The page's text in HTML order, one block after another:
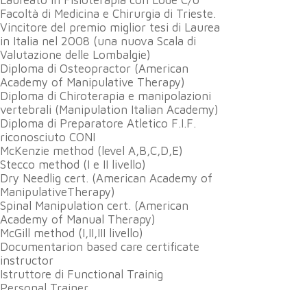
Facoltà di Medicina e Chirurgia di Trieste.
Vincitore del premio miglior tesi di Laurea
in Italia nel 2008 (una nuova Scala di
Valutazione delle Lombalgie)
Diploma di Osteopractor (American
Academy of Manipulative Therapy)
Diploma di Chiroterapia e manipolazioni
vertebrali (Manipulation Italian Academy)
Diploma di Preparatore Atletico F.I.F.
riconosciuto CONI
McKenzie method (level A,B,C,D,E)
Stecco method (I e II livello)
Dry Needlig cert. (American Academy of
ManipulativeTherapy)
Spinal Manipulation cert. (American
Academy of Manual Therapy)
McGill method (I,II,III livello)
Documentarion based care certificate
instructor
Istruttore di Functional Trainig